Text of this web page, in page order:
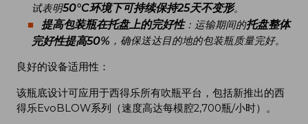
试表明50°C环境下可持续保持25天不变形。
提高包装瓶在托盘上的完好性：运输期间的托盘整体
完好性提高50% ，确保送达目的地的包装瓶质量完好。
良好的设备适用性：
该瓶底设计可应用于西得乐所有吹瓶平台，包括新推出的西
得乐EvoBLOW系列（速度高达每模腔2,700瓶/小时）。